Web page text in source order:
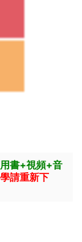
書+視頻+音
請重新下